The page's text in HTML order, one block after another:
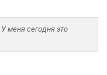
меня сегодня это